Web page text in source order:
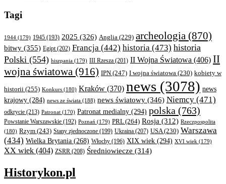
Tagi
1944 (179) 1945 (193) 2025 (326) Anglia (229) archeologia (870)
bitwy (355) Egipt(202) Francja (442) historia (473) historia
Polski (554) hiszpania (179) III Rzesza (201) II Wojna Światowa (406) II
wojna światowa (916) IPN (247) I wojna światowa (230) kobiety w
historii (255) Konkurs (180) Kraków (370) news (3078) news
krajowy (284) news ze świata (188) news światowy (346) Niemcy (471)
odkrycie (213) Patronat (170) Patronat medialny (294) polska (763)
Powstanie Warszawskie (192) Poznań (179) PRL(264) Rosja (312) Rzeczpospolita
(180) Rzym (243) Stany zjednoczone (199) Ukraina (207) USA(230) Warszawa
(434) Wielka Brytania (268) Włochy (196) XIX wiek (294) XVI wiek (179)
XX wiek (404) ZSRR (208) Średniowiecze (314)
Historykon.pl